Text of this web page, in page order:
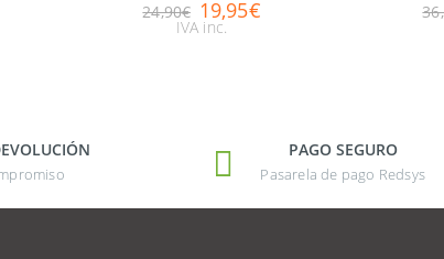
24,90€ 19,95€
IVA inc.
PAGO SEGURO
Pasarela de pago Redsys